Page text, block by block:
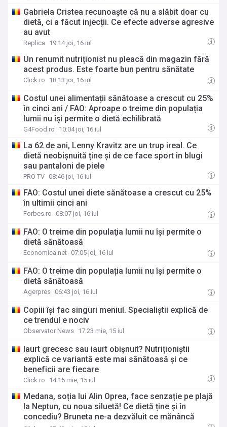
Gabriela Cristea recunoaște că nu a slăbit doar cu
dietă, ci a făcut injecții. Ce efecte adverse agresive
au avut
Replica 19:14 joi, 16 iul
Un renumit nutriționist nu pleacă din magazin fără
acest produs. Este foarte bun pentru sănătate
Click.ro 18:13 joi, 16 iul
Costul unei alimentații sănătoase a crescut cu 25%
în cinci ani / FAO: Aproape o treime din populația
lumii nu își permite o dietă echilibrată
G4Food.ro 10:04 joi, 16 iul
La 62 de ani, Lenny Kravitz are un trup ireal. Ce
dietă neobișnuită ține și de ce face sport în blugi
sau pantaloni de piele
PRO TV 08:46 joi, 16 iul
FAO: Costul unei diete sănătoase a crescut cu 25%
în ultimii cinci ani
Forbes.ro 08:07 joi, 16 iul
FAO: O treime din populaţia lumii nu îşi permite o
dietă sănătoasă
Economica.net 07:05 joi, 16 iul
FAO: O treime din populația lumii nu își permite o
dietă sănătoasă
Agerpres 06:43 joi, 16 iul
Copiii îşi fac singuri meniul. Specialiştii explică de
ce trendul e nociv
Observator News 17:23 mie, 15 iul
Iaurt grecesc sau iaurt obișnuit? Nutriționiștii
explică ce variantă este mai sănătoasă și ce
beneficii are fiecare
Click.ro 14:15 mie, 15 iul
Medana, soția lui Alin Oprea, face senzație pe plajă
la Neptun, cu noua siluetă! Ce dietă ține și în
concediu? Bruneta ne-a dezvăluit ce mănâncă